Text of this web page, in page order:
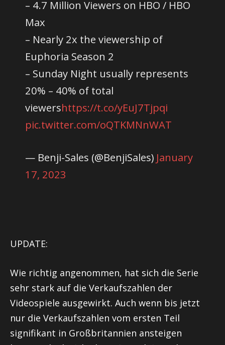
– 4.7 Million Viewers on HBO / HBO
Max
– Nearly 2x the viewership of
Euphoria Season 2
– Sunday Night usually represents
20% – 40% of total
viewershttps://t.co/yEuJ7Tjpqi
pic.twitter.com/oQTKMNnWAT
— Benji-Sales (@BenjiSales) January
17, 2023
UPDATE:
Wie richtig angenommen, hat sich die Serie
sehr stark auf die Verkaufszahlen der
Videospiele ausgewirkt. Auch wenn bis jetzt
nur die Verkaufszahlen vom ersten Teil
signifikant in Großbritannien ansteigen